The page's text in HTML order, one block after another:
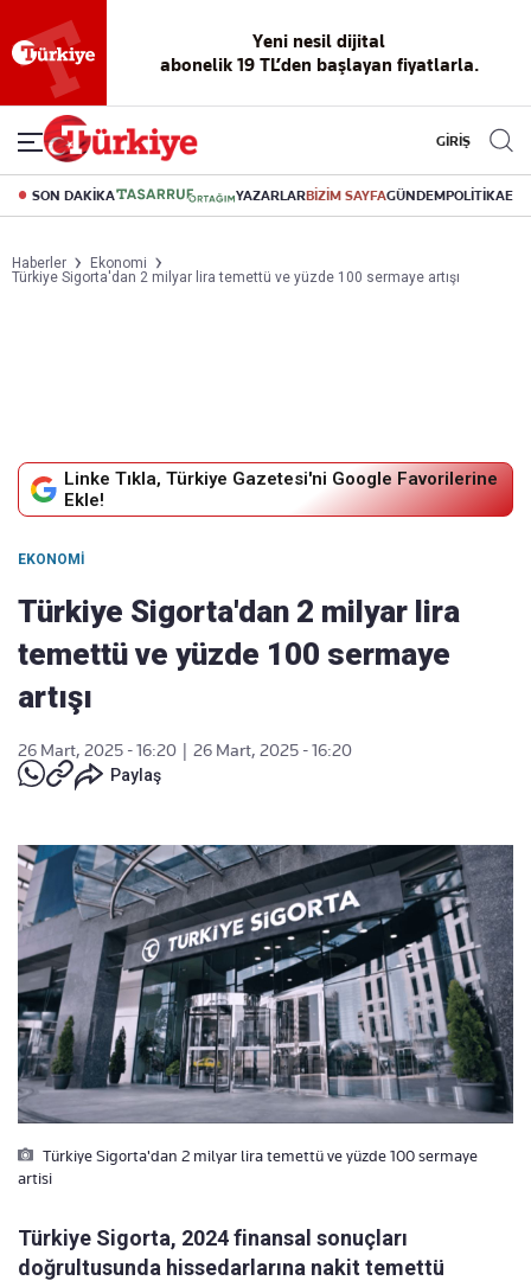
Yeni nesil dijital
abonelik 19 TL’den başlayan fiyatlarla.
GİRİŞ
SON DAKİKA YAZARLARBİZİM SAYFAGÜNDEMPOLİTİKA
Haberler
Ekonomi
Türkiye Sigorta'dan 2 milyar lira temettü ve yüzde 100 sermaye artışı
Linke Tıkla, Türkiye Gazetesi'ni Google Favorilerine
Ekle!
EKONOMI
Türkiye Sigorta'dan 2 milyar lira
temettü ve yüzde 100 sermaye
artışı
26 Mart, 2025 - 16:20
26 Mart, 2025 - 16:20
Paylaş
Türkiye Sigorta'dan 2 milyar lira temettü ve yüzde 100 sermaye
artisi
Türkiye Sigorta, 2024 finansal sonuçları
doğrultusunda hissedarlarına nakit temettü